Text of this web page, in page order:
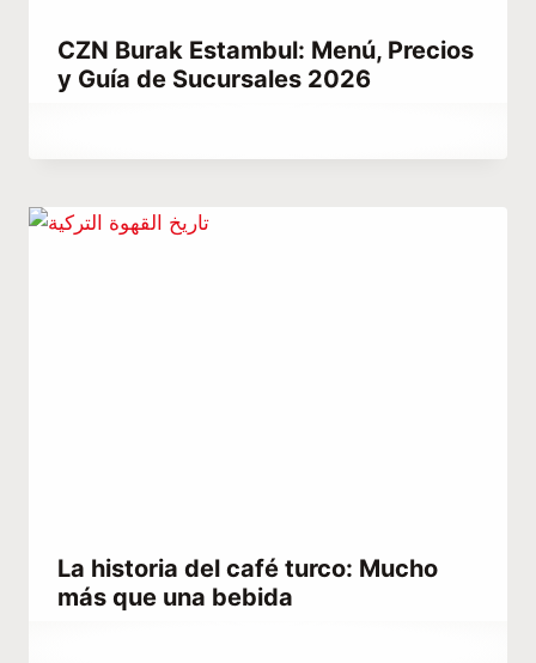
CZN Burak Estambul: Menú, Precios
y Guía de Sucursales 2026
La historia del café turco: Mucho
más que una bebida